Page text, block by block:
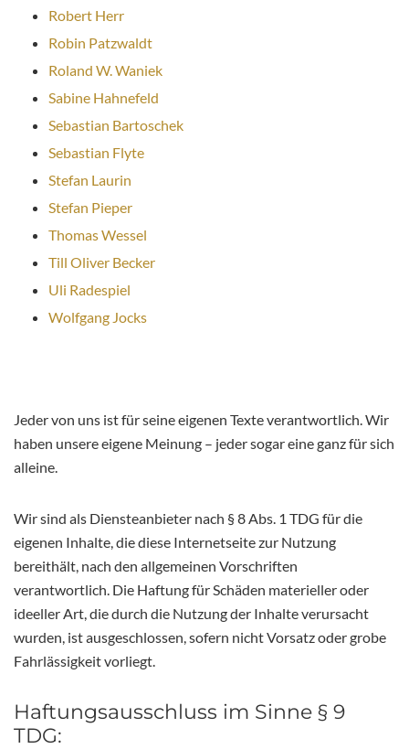
Robert Herr
Robin Patzwaldt
Roland W. Waniek
Sabine Hahnefeld
Sebastian Bartoschek
Sebastian Flyte
Stefan Laurin
Stefan Pieper
Thomas Wessel
Till Oliver Becker
Uli Radespiel
Wolfgang Jocks
Jeder von uns ist für seine eigenen Texte verantwortlich. Wir
haben unsere eigene Meinung – jeder sogar eine ganz für sich
alleine.
Wir sind als Diensteanbieter nach § 8 Abs. 1 TDG für die
eigenen Inhalte, die diese Internetseite zur Nutzung
bereithält, nach den allgemeinen Vorschriften
verantwortlich. Die Haftung für Schäden materieller oder
ideeller Art, die durch die Nutzung der Inhalte verursacht
wurden, ist ausgeschlossen, sofern nicht Vorsatz oder grobe
Fahrlässigkeit vorliegt.
Haftungsausschluss im Sinne § 9
TDG: